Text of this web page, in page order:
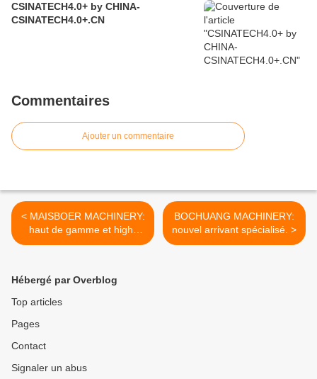
CSINATECH4.0+ by CHINA-
CSINATECH4.0+.CN
Commentaires
Ajouter un commentaire
< MAISBOER MACHINERY:
haut de gamme et high-
tech.
BOCHUANG MACHINERY:
nouvel arrivant spécialisé. >
Hébergé par Overblog
Top articles
Pages
Contact
Signaler un abus